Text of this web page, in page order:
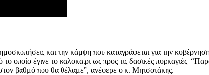
και την κάμψη που καταγράφεται για την
το οποίο έγινε το καλοκαίρι ως προς τις δασικές πυρκαγιές.
βαθμό που θα θέλαμε”, ανέφερε ο κ. Μητσοτάκης.